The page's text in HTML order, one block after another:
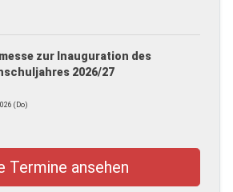
zur Inauguration des
2026/27
(Do)
Termine ansehen